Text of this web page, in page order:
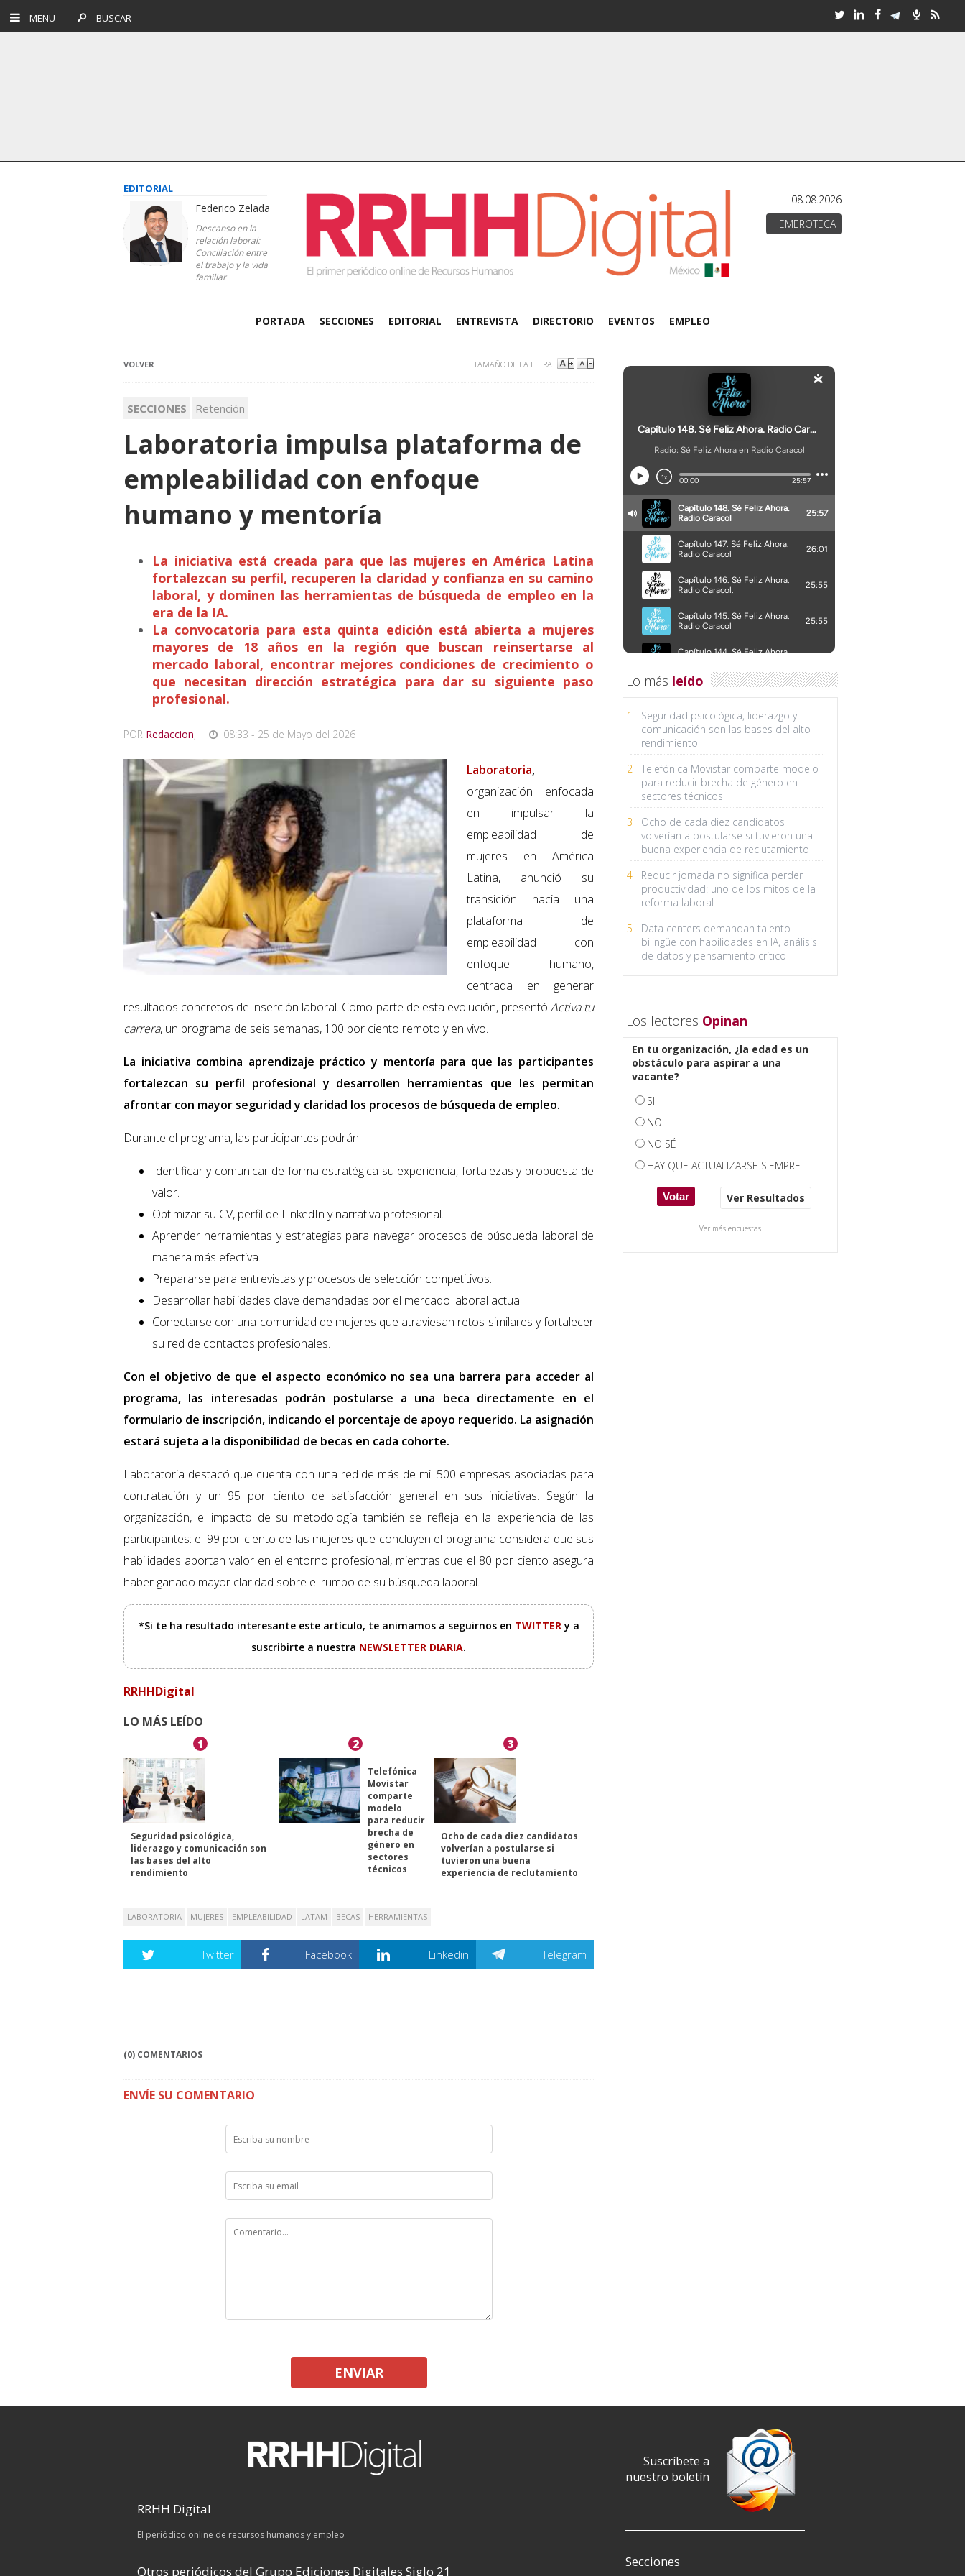
MENU BUSCAR
EDITORIAL
Federico Zelada
Descanso en la
relación laboral:
Conciliación entre
el trabajo y la vida
familiar
08.08.2026
HEMEROTECA
PORTADA SECCIONES EDITORIAL ENTREVISTA DIRECTORIO EVENTOS EMPLEO
VOLVER TAMAÑO DE LA LETRA
SECCIONES Retención
Laboratoria impulsa plataforma de
empleabilidad con enfoque
humano y mentoría
La iniciativa está creada para que las mujeres en América Latina
fortalezcan su perfil, recuperen la claridad y confianza en su camino
laboral, y dominen las herramientas de búsqueda de empleo en la
era de la IA.
La convocatoria para esta quinta edición está abierta a mujeres
mayores de 18 años en la región que buscan reinsertarse al
mercado laboral, encontrar mejores condiciones de crecimiento o
que necesitan dirección estratégica para dar su siguiente paso
profesional.
POR Redaccion, 08:33 - 25 de Mayo del 2026
Laboratoria,
organización enfocada
en impulsar la
empleabilidad de
mujeres en América
Latina, anunció su
transición hacia una
plataforma de
empleabilidad con
enfoque humano,
centrada en generar
resultados concretos de inserción laboral. Como parte de esta evolución, presentó Activa tu
carrera, un programa de seis semanas, 100 por ciento remoto y en vivo.
La iniciativa combina aprendizaje práctico y mentoría para que las participantes
fortalezcan su perfil profesional y desarrollen herramientas que les permitan
afrontar con mayor seguridad y claridad los procesos de búsqueda de empleo.
Durante el programa, las participantes podrán:
Identificar y comunicar de forma estratégica su experiencia, fortalezas y propuesta de
valor.
Optimizar su CV, perfil de LinkedIn y narrativa profesional.
Aprender herramientas y estrategias para navegar procesos de búsqueda laboral de
manera más efectiva.
Prepararse para entrevistas y procesos de selección competitivos.
Desarrollar habilidades clave demandadas por el mercado laboral actual.
Conectarse con una comunidad de mujeres que atraviesan retos similares y fortalecer
su red de contactos profesionales.
Con el objetivo de que el aspecto económico no sea una barrera para acceder al
programa, las interesadas podrán postularse a una beca directamente en el
formulario de inscripción, indicando el porcentaje de apoyo requerido. La asignación
estará sujeta a la disponibilidad de becas en cada cohorte.
Laboratoria destacó que cuenta con una red de más de mil 500 empresas asociadas para
contratación y un 95 por ciento de satisfacción general en sus iniciativas. Según la
organización, el impacto de su metodología también se refleja en la experiencia de las
participantes: el 99 por ciento de las mujeres que concluyen el programa considera que sus
habilidades aportan valor en el entorno profesional, mientras que el 80 por ciento asegura
haber ganado mayor claridad sobre el rumbo de su búsqueda laboral.
*Si te ha resultado interesante este artículo, te animamos a seguirnos en TWITTERy a
suscribirte a nuestra NEWSLETTER DIARIA.
RRHHDigital
LO MÁS LEÍDO
1
Seguridad psicológica,
liderazgo y comunicación son
las bases del alto
rendimiento
2
Telefónica
Movistar
comparte
modelo
para reducir
brecha de
género en
sectores
técnicos
3
Ocho de cada diez candidatos
volverían a postularse si
tuvieron una buena
experiencia de reclutamiento
LABORATORIA MUJERES EMPLEABILIDAD LATAM BECAS HERRAMIENTAS
Twitter Facebook Linkedin Telegram
(0) COMENTARIOS
ENVÍE SU COMENTARIO
ENVIAR
Lo más leído
1
Seguridad psicológica, liderazgo y
comunicación son las bases del alto
rendimiento
2
Telefónica Movistar comparte modelo
para reducir brecha de género en
sectores técnicos
3
Ocho de cada diez candidatos
volverían a postularse si tuvieron una
buena experiencia de reclutamiento
4
Reducir jornada no significa perder
productividad: uno de los mitos de la
reforma laboral
5
Data centers demandan talento
bilingüe con habilidades en IA, análisis
de datos y pensamiento crítico
Los lectores Opinan
En tu organización, ¿la edad es un
obstáculo para aspirar a una
vacante?
SI
NO
NO SÉ
HAY QUE ACTUALIZARSE SIEMPRE
Ver Resultados
Ver más encuestas
RRHH Digital
El periódico online de recursos humanos y empleo
Otros periódicos del Grupo Ediciones Digitales Siglo 21
Suscríbete a
nuestro boletín
Secciones